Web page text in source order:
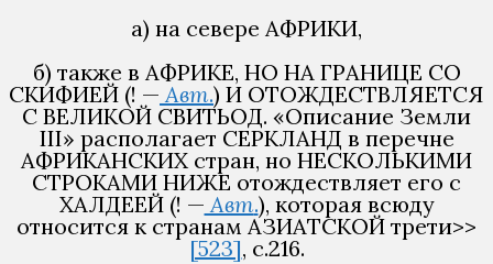
а) на севере АФРИКИ,
б) также в АФРИКЕ, НО НА ГРАНИЦЕ СО
СКИФИЕЙ (! — Авт.) И ОТОЖДЕСТВЛЯЕТСЯ
С ВЕЛИКОЙ СВИТЬОД. «Описание Земли
III» располагает СЕРКЛАНД в перечне
АФРИКАНСКИХ стран, но НЕСКОЛЬКИМИ
СТРОКАМИ НИЖЕ отождествляет его с
ХАЛДЕЕЙ (! — Авт.), которая всюду
относится к странам АЗИАТСКОЙ трети>>
[523], с.216.